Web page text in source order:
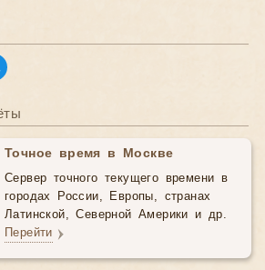
Точное время в Москве
Сервер точного текущего времени в
городах России, Европы, странах
Латинской, Северной Америки и др.
Перейти